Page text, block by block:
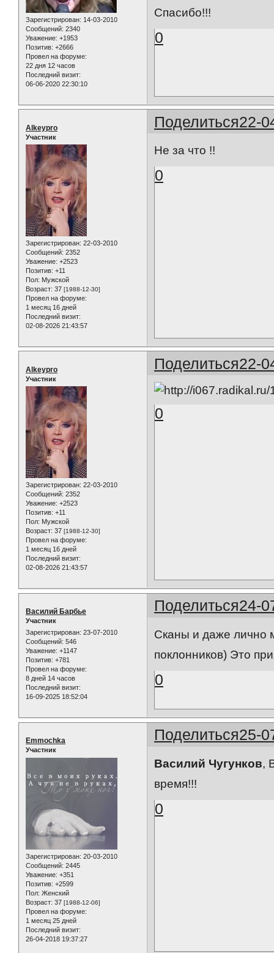
Зарегистрирован: 14-03-2010
Сообщений: 2340
Уважение: +1953
Позитив: +2666
Провел на форуме:
22 дня 12 часов
Последний визит:
06-06-2020 22:30:10
Спасибо!!!
0
Поделиться22-
Alkeypro
Участник
Зарегистрирован: 22-03-2010
Сообщений: 2352
Уважение: +2523
Позитив: +11
Пол: Мужской
Возраст: 37 [1988-12-30]
Провел на форуме:
1 месяц 16 дней
Последний визит:
02-08-2026 21:43:57
Не за что !!
0
Поделиться22-
Alkeypro
Участник
Зарегистрирован: 22-03-2010
Сообщений: 2352
Уважение: +2523
Позитив: +11
Пол: Мужской
Возраст: 37 [1988-12-30]
Провел на форуме:
1 месяц 16 дней
Последний визит:
02-08-2026 21:43:57
0
Поделиться24-
Василий Барбье
Участник
Зарегистрирован: 23-07-2010
Сообщений: 546
Уважение: +1147
Позитив: +781
Провел на форуме:
8 дней 14 часов
Последний визит:
16-09-2025 18:52:04
Сканы и даже лично
поклонников) Это
0
Поделиться25-
Emmochka
Участник
Зарегистрирован: 20-03-2010
Сообщений: 2445
Уважение: +351
Позитив: +2599
Пол: Женский
Возраст: 37 [1988-12-06]
Провел на форуме:
1 месяц 25 дней
Последний визит:
26-04-2018 19:37:27
Василий Чугунков,
время!!!
0